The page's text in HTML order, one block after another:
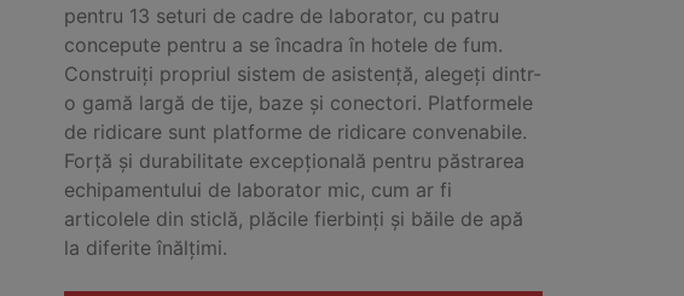
pentru 13 seturi de cadre de laborator, cu patru
concepute pentru a se încadra în hotele de fum.
Construiți propriul sistem de asistență, alegeți dintr-
o gamă largă de tije, baze și conectori. Platformele
de ridicare sunt platforme de ridicare convenabile.
Forță și durabilitate excepțională pentru păstrarea
echipamentului de laborator mic, cum ar fi
articolele din sticlă, plăcile fierbinți și băile de apă
la diferite înălțimi.